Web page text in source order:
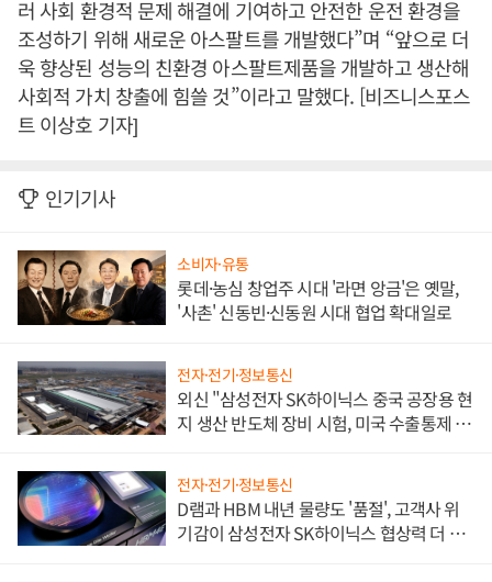
러 사회 환경적 문제 해결에 기여하고 안전한 운전 환경을
조성하기 위해 새로운 아스팔트를 개발했다”며 “앞으로 더
욱 향상된 성능의 친환경 아스팔트제품을 개발하고 생산해
사회적 가치 창출에 힘쓸 것”이라고 말했다. [비즈니스포스
트 이상호 기자]
인기기사
소비자·유통
롯데·농심 창업주 시대 '라면 앙금'은 옛말,
'사촌' 신동빈·신동원 시대 협업 확대일로
전자·전기·정보통신
외신 "삼성전자 SK하이닉스 중국 공장용 현
지 생산 반도체 장비 시험, 미국 수출통제 대
전자·전기·정보통신
D램과 HBM 내년 물량도 '품절', 고객사 위
기감이 삼성전자 SK하이닉스 협상력 더 키